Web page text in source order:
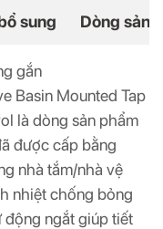
sung Dòng sản
gắn
Basin Mounted Tap
là dòng sản phẩm
được cấp bằng
nhà tắm/nhà vệ
nhiệt chống bỏng
ngắt giúp tiết